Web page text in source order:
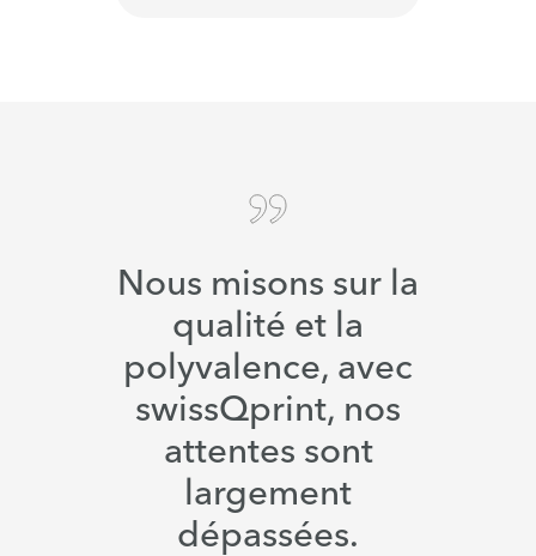
Nous misons sur la
qualité et la
polyvalence, avec
swissQprint, nos
attentes sont
largement
dépassées.